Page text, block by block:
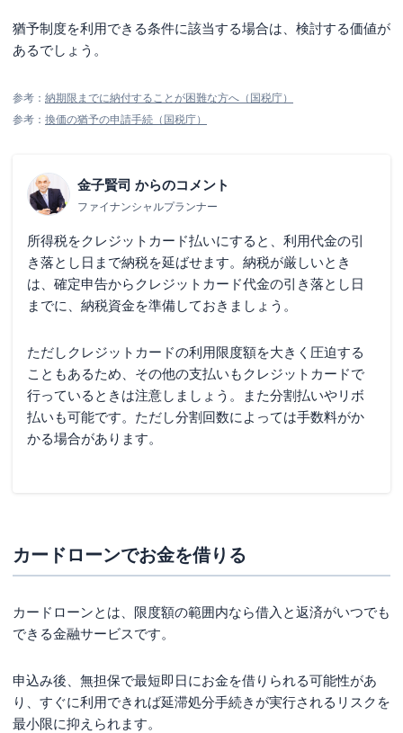
猶予制度を利用できる条件に該当する場合は、検討する価値が
あるでしょう。
参考： 納期限までに納付することが困難な方へ（国税庁）
参考： 換価の猶予の申請手続（国税庁）
金子賢司 からのコメント
ファイナンシャルプランナー
所得税をクレジットカード払いにすると、利用代金の引
き落とし日まで納税を延ばせます。納税が厳しいとき
は、確定申告からクレジットカード代金の引き落とし日
までに、納税資金を準備しておきましょう。
ただしクレジットカードの利用限度額を大きく圧迫する
こともあるため、その他の支払いもクレジットカードで
行っているときは注意しましょう。また分割払いやリボ
払いも可能です。ただし分割回数によっては手数料がか
かる場合があります。
カードローンでお金を借りる
カードローンとは、限度額の範囲内なら借入と返済がいつでも
できる金融サービスです。
申込み後、無担保で最短即日にお金を借りられる可能性があ
り、すぐに利用できれば延滞処分手続きが実行されるリスクを
最小限に抑えられます。